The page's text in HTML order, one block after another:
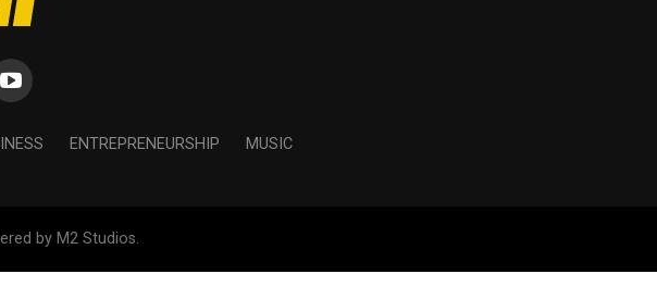
ENTREPRENEURSHIP MUSIC
by M2 Studios.